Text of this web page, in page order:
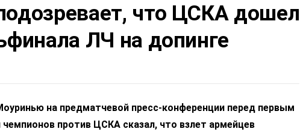
что ЦСКА дошел
ЛЧ на допинге
на предматчевой пресс-конференции перед первым
против ЦСКА сказал, что взлет армейцев